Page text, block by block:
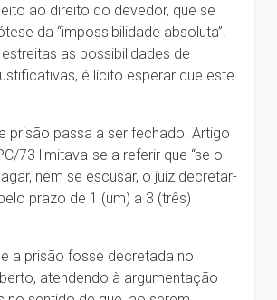
ao direito do devedor, que se
da “impossibilidade absoluta”.
as possibilidades de
é lícito esperar que este
prisão passa a ser fechado. Artigo
73 limitava-se a referir que “se o
nem se escusar, o juiz decretar-
prazo de 1 (um) a 3 (três)
a prisão fosse decretada no
atendendo à argumentação